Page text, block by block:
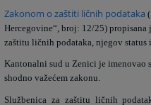
Zakonom o zaštiti ličnih podataka
Hercegovine“, broj: 12/25)
zaštitu ličnih podataka, njegov status
Kantonalni sud u Zenici je imenovao
shodno važećem zakonu.
Službenica za zaštitu ličnih